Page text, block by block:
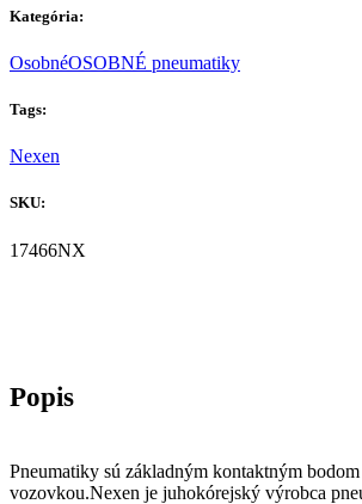
Kategória:
OsobnéOSOBNÉ pneumatiky
Tags:
Nexen
SKU:
17466NX
Pneumatiky sú základným kontaktným
vozovkou.Nexen je juhokórejský výrobca